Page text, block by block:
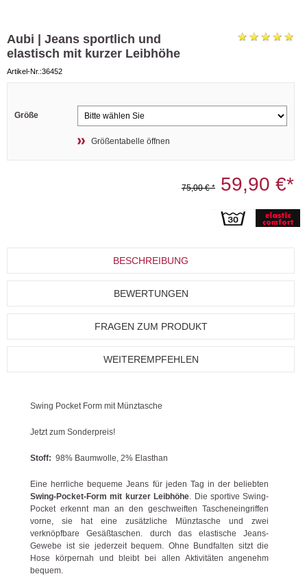
Aubi | Jeans sportlich und
elastisch mit kurzer Leibhöhe
Artikel-Nr.:36452
Größe
Größentabelle öffnen
75,00 € * 59,90 €*
BESCHREIBUNG
BEWERTUNGEN
FRAGEN ZUM PRODUKT
WEITEREMPFEHLEN
Swing Pocket Form mit Münztasche
Jetzt zum Sonderpreis!
Stoff: 98% Baumwolle, 2% Elasthan
Eine herrliche bequeme Jeans für jeden Tag in der beliebten
Swing-Pocket-Form mit kurzer Leibhöhe. Die sportive Swing-
Pocket erkennt man an den geschweiften Tascheneingriffen
vorne, sie hat eine zusätzliche Münztasche und zwei
verknöpfbare Gesäßtaschen. durch das elastische Jeans-
Gewebe ist sie jederzeit bequem. Ohne Bundfalten sitzt die
Hose körpernah und bleibt bei allen Aktivitäten angenehm
bequem.